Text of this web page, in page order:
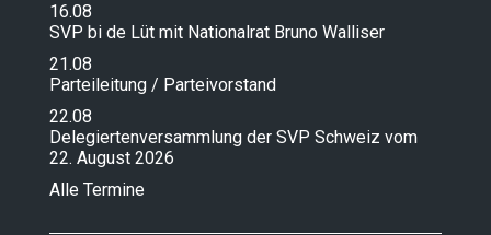
16.08
SVP bi de Lüt mit Nationalrat Bruno Walliser
21.08
Parteileitung / Parteivorstand
22.08
Delegiertenversammlung der SVP Schweiz vom
22. August 2026
Alle Termine